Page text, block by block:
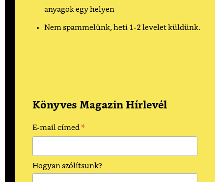
anyagok egy helyen
Nem spammelünk, heti 1-2 levelet küldünk.
Könyves Magazin Hírlevél
E-mail címed *
Hogyan szólítsunk?